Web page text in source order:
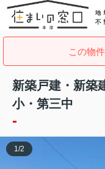
この物
新築戸建・新
小・第三中
-
1/2